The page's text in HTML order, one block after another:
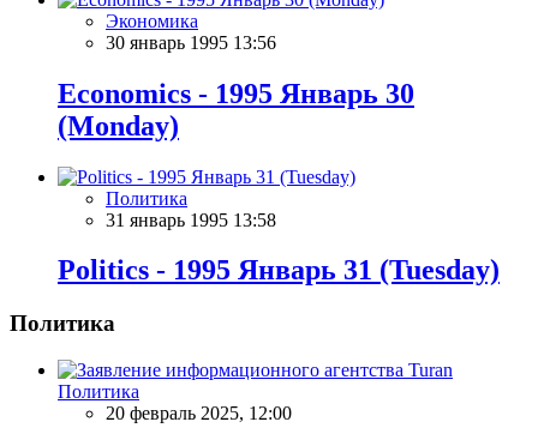
Экономика
30 январь 1995 13:56
Economics - 1995 Январь 30
(Monday)
Политика
31 январь 1995 13:58
Politics - 1995 Январь 31 (Tuesday)
Политика
Политика
20 февраль 2025, 12:00